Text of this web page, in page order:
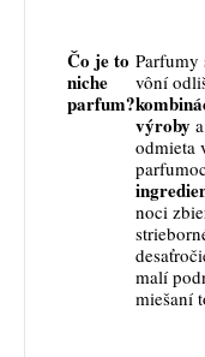
Čo je to
niche
parfum?
Parfumy
vôní
výroby
odmieta
noci
malí
miešaní